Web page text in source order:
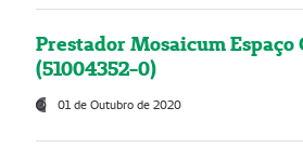
Prestador Mosaicum
(51004352-0)
01 de Outubro de 2020